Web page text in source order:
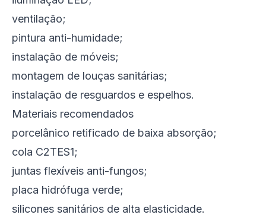
ventilação;
pintura anti-humidade;
instalação de móveis;
montagem de louças sanitárias;
instalação de resguardos e espelhos.
Materiais recomendados
porcelânico retificado de baixa absorção;
cola C2TES1;
juntas flexíveis anti-fungos;
placa hidrófuga verde;
silicones sanitários de alta elasticidade.